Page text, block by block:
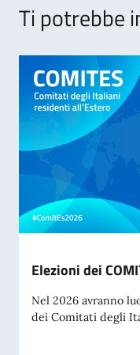
Ti potrebbe
Elezioni dei
Nel 2026 avranno
dei Comitati degli